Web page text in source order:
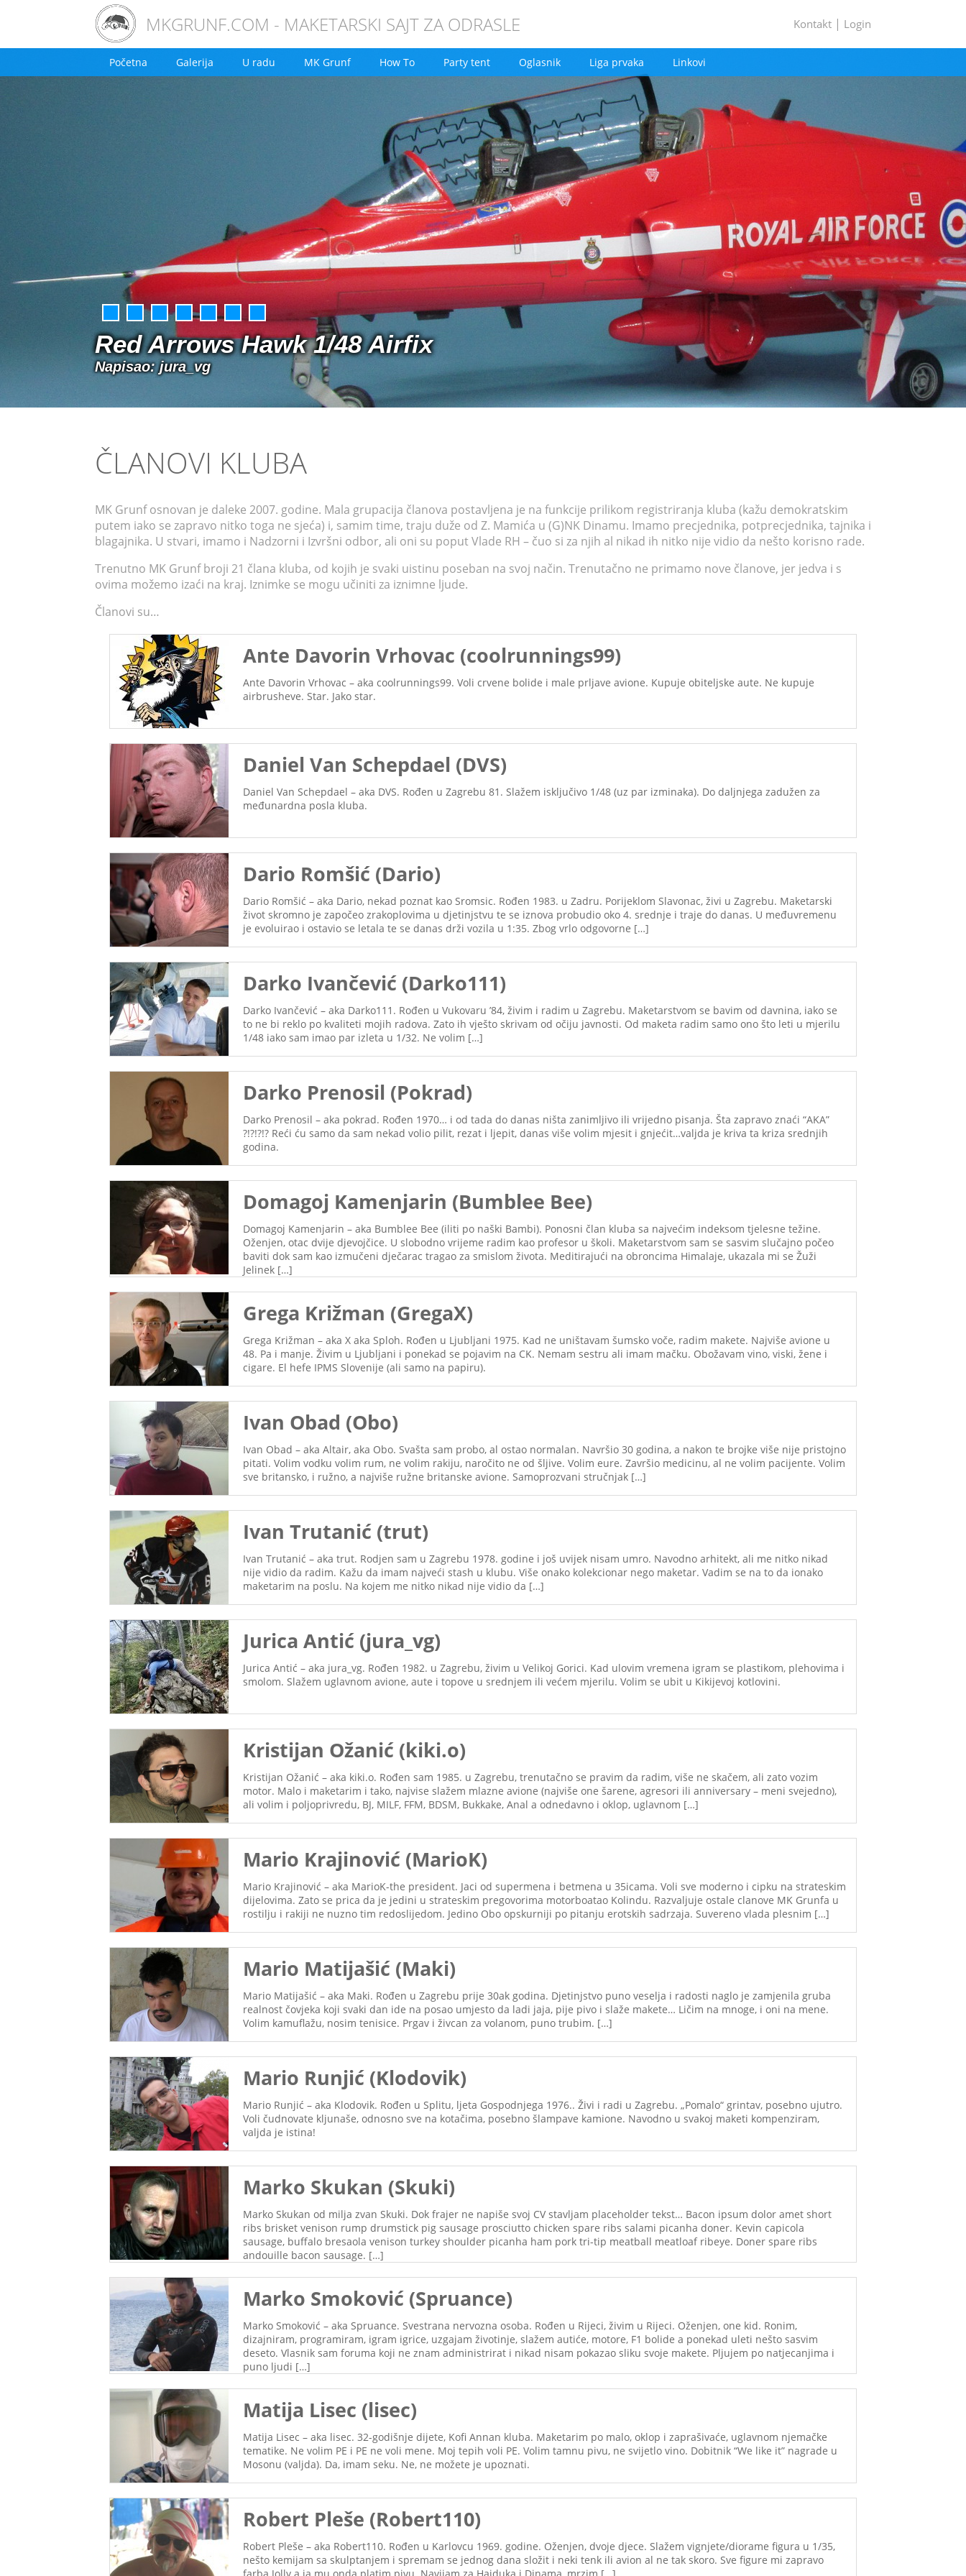
MKGRUNF.COM - MAKETARSKI SAJT ZA ODRASLE Kontakt | Login
Početna Galerija U radu MK Grunf How To Party tent Oglasnik Liga prvaka Linkovi
Red Arrows Hawk 1/48 Airfix
Napisao: jura_vg
ČLANOVI KLUBA
MK Grunf osnovan je daleke 2007. godine. Mala grupacija članova postavljena je na funkcije prilikom registriranja kluba (kažu demokratskim
putem iako se zapravo nitko toga ne sjeća) i, samim time, traju duže od Z. Mamića u (G)NK Dinamu. Imamo precjednika, potprecjednika, tajnika i
blagajnika. U stvari, imamo i Nadzorni i Izvršni odbor, ali oni su poput Vlade RH – čuo si za njih al nikad ih nitko nije vidio da nešto korisno rade.
Trenutno MK Grunf broji 21 člana kluba, od kojih je svaki uistinu poseban na svoj način. Trenutačno ne primamo nove članove, jer jedva i s
ovima možemo izaći na kraj. Iznimke se mogu učiniti za iznimne ljude.
Članovi su…
Ante Davorin Vrhovac (coolrunnings99)
Ante Davorin Vrhovac – aka coolrunnings99. Voli crvene bolide i male prljave avione. Kupuje obiteljske aute. Ne kupuje
airbrusheve. Star. Jako star.
Daniel Van Schepdael (DVS)
Daniel Van Schepdael – aka DVS. Rođen u Zagrebu 81. Slažem isključivo 1/48 (uz par izminaka). Do daljnjega zadužen za
međunardna posla kluba.
Dario Romšić (Dario)
Dario Romšić – aka Dario, nekad poznat kao Sromsic. Rođen 1983. u Zadru. Porijeklom Slavonac, živi u Zagrebu. Maketarski
život skromno je započeo zrakoplovima u djetinjstvu te se iznova probudio oko 4. srednje i traje do danas. U međuvremenu
je evoluirao i ostavio se letala te se danas drži vozila u 1:35. Zbog vrlo odgovorne […]
Darko Ivančević (Darko111)
Darko Ivančević – aka Darko111. Rođen u Vukovaru ’84, živim i radim u Zagrebu. Maketarstvom se bavim od davnina, iako se
to ne bi reklo po kvaliteti mojih radova. Zato ih vješto skrivam od očiju javnosti. Od maketa radim samo ono što leti u mjerilu
1/48 iako sam imao par izleta u 1/32. Ne volim […]
Darko Prenosil (Pokrad)
Darko Prenosil – aka pokrad. Rođen 1970… i od tada do danas ništa zanimljivo ili vrijedno pisanja. Šta zapravo znaći “AKA”
?!?!?!? Reći ću samo da sam nekad volio pilit, rezat i ljepit, danas više volim mjesit i gnjećit…valjda je kriva ta kriza srednjih
godina.
Domagoj Kamenjarin (Bumblee Bee)
Domagoj Kamenjarin – aka Bumblee Bee (iliti po naški Bambi). Ponosni član kluba sa najvećim indeksom tjelesne težine.
Oženjen, otac dvije djevojčice. U slobodno vrijeme radim kao profesor u školi. Maketarstvom sam se sasvim slučajno počeo
baviti dok sam kao izmučeni dječarac tragao za smislom života. Meditirajući na obroncima Himalaje, ukazala mi se Žuži
Jelinek […]
Grega Križman (GregaX)
Grega Križman – aka X aka Sploh. Rođen u Ljubljani 1975. Kad ne uništavam šumsko voče, radim makete. Najviše avione u
48. Pa i manje. Živim u Ljubljani i ponekad se pojavim na CK. Nemam sestru ali imam mačku. Obožavam vino, viski, žene i
cigare. El hefe IPMS Slovenije (ali samo na papiru).
Ivan Obad (Obo)
Ivan Obad – aka Altair, aka Obo. Svašta sam probo, al ostao normalan. Navršio 30 godina, a nakon te brojke više nije pristojno
pitati. Volim vodku volim rum, ne volim rakiju, naročito ne od šljive. Volim eure. Završio medicinu, al ne volim pacijente. Volim
sve britansko, i ružno, a najviše ružne britanske avione. Samoprozvani stručnjak […]
Ivan Trutanić (trut)
Ivan Trutanić – aka trut. Rodjen sam u Zagrebu 1978. godine i još uvijek nisam umro. Navodno arhitekt, ali me nitko nikad
nije vidio da radim. Kažu da imam najveći stash u klubu. Više onako kolekcionar nego maketar. Vadim se na to da ionako
maketarim na poslu. Na kojem me nitko nikad nije vidio da […]
Jurica Antić (jura_vg)
Jurica Antić – aka jura_vg. Rođen 1982. u Zagrebu, živim u Velikoj Gorici. Kad ulovim vremena igram se plastikom, plehovima i
smolom. Slažem uglavnom avione, aute i topove u srednjem ili većem mjerilu. Volim se ubit u Kikijevoj kotlovini.
Kristijan Ožanić (kiki.o)
Kristijan Ožanić – aka kiki.o. Rođen sam 1985. u Zagrebu, trenutačno se pravim da radim, više ne skačem, ali zato vozim
motor. Malo i maketarim i tako, najvise slažem mlazne avione (najviše one šarene, agresori ili anniversary – meni svejedno),
ali volim i poljoprivredu, BJ, MILF, FFM, BDSM, Bukkake, Anal a odnedavno i oklop, uglavnom […]
Mario Krajinović (MarioK)
Mario Krajinović – aka MarioK-the president. Jaci od supermena i betmena u 35icama. Voli sve moderno i cipku na strateskim
dijelovima. Zato se prica da je jedini u strateskim pregovorima motorboatao Kolindu. Razvaljuje ostale clanove MK Grunfa u
rostilju i rakiji ne nuzno tim redoslijedom. Jedino Obo opskurniji po pitanju erotskih sadrzaja. Suvereno vlada plesnim […]
Mario Matijašić (Maki)
Mario Matijašić – aka Maki. Rođen u Zagrebu prije 30ak godina. Djetinjstvo puno veselja i radosti naglo je zamjenila gruba
realnost čovjeka koji svaki dan ide na posao umjesto da ladi jaja, pije pivo i slaže makete… Ličim na mnoge, i oni na mene.
Volim kamuflažu, nosim tenisice. Prgav i živcan za volanom, puno trubim. […]
Mario Runjić (Klodovik)
Mario Runjić – aka Klodovik. Rođen u Splitu, ljeta Gospodnjega 1976.. Živi i radi u Zagrebu. „Pomalo“ grintav, posebno ujutro.
Voli čudnovate kljunaše, odnosno sve na kotačima, posebno šlampave kamione. Navodno u svakoj maketi kompenziram,
valjda je istina!
Marko Skukan (Skuki)
Marko Skukan od milja zvan Skuki. Dok frajer ne napiše svoj CV stavljam placeholder tekst… Bacon ipsum dolor amet short
ribs brisket venison rump drumstick pig sausage prosciutto chicken spare ribs salami picanha doner. Kevin capicola
sausage, buffalo bresaola venison turkey shoulder picanha ham pork tri-tip meatball meatloaf ribeye. Doner spare ribs
andouille bacon sausage. […]
Marko Smoković (Spruance)
Marko Smoković – aka Spruance. Svestrana nervozna osoba. Rođen u Rijeci, živim u Rijeci. Oženjen, one kid. Ronim,
dizajniram, programiram, igram igrice, uzgajam životinje, slažem autiće, motore, F1 bolide a ponekad uleti nešto sasvim
deseto. Vlasnik sam foruma koji ne znam administrirat i nikad nisam pokazao sliku svoje makete. Pljujem po natjecanjima i
puno ljudi […]
Matija Lisec (lisec)
Matija Lisec – aka lisec. 32-godišnje dijete, Kofi Annan kluba. Maketarim po malo, oklop i zaprašivaće, uglavnom njemačke
tematike. Ne volim PE i PE ne voli mene. Moj tepih voli PE. Volim tamnu pivu, ne svijetlo vino. Dobitnik “We like it” nagrade u
Mosonu (valjda). Da, imam seku. Ne, ne možete je upoznati.
Robert Pleše (Robert110)
Robert Pleše – aka Robert110. Rođen u Karlovcu 1969. godine. Oženjen, dvoje djece. Slažem vignjete/diorame figura u 1/35,
nešto kemijam sa skulptanjem i spremam se jednog dana složit i neki tenk ili avion al ne tak skoro. Sve figure mi zapravo